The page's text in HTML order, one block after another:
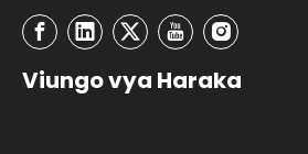
Viungo vya Haraka